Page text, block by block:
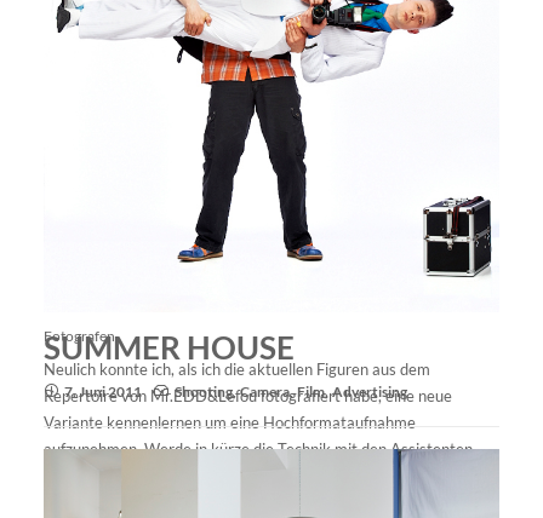
Fotografen
Neulich konnte ich, als ich die aktuellen Figuren aus dem
Repertoire von Mr.EDD&Lefoufotografiert habe, eine neue
Variante kennenlernen um eine Hochformataufnahme
aufzunehmen. Werde in kürze die Technik mit den Assistenten
ein paar SW-Filme mit zu machen. Diesmal von ihren Kostümen
SUMMER HOUSE
7. Juni 2011 Shooting, Camera, Film, Advertising